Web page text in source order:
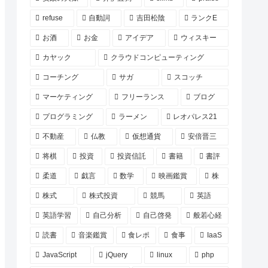
refuse 自動詞 吉田松陰 ランクE
お酒 お金 アイデア ウィスキー
カヤック クラウドコンピューティング
コーチング サガ スコッチ
マーケティング フリーランス ブログ
プログラミング ラーメン レオパレス21
不動産 仏教 仮想通貨 安倍晋三
将棋 投資 投資信託 書籍 書評
柔道 戯言 数学 映画鑑賞 株
株式 株式投資 競馬 英語
英語学習 自己分析 自己啓発 般若心経
読書 音楽鑑賞 食レポ 食事 IaaS
JavaScript jQuery linux php